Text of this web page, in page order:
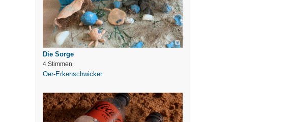
Die Sorge
4 Stimmen
Oer-Erkenschwicker